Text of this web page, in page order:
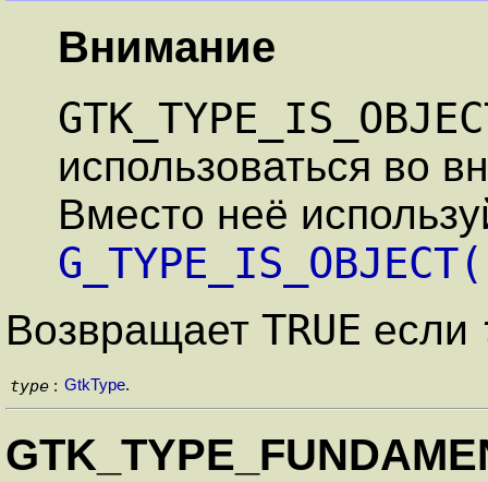
Внимание
использоваться во
Вместо неё
Возвращает TRUE если
type : GtkType.